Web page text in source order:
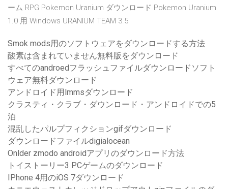
ーム RPG Pokemon Uranium ダウンロード Pokemon Uranium
1.0 用 Windows URANIUM TEAM 3.5
Smok mods用のソフトウェアをダウンロードする方法
酸素は含まれていません無料版をダウンロード
すべてのandroedフラッシュファイルダウンロードソフト
ウェア無料ダウンロード
アンドロイド用lmmsダウンロード
クラスティ・クラブ・ダウンロード・アンドロイドでの5
泊
混乱したパルプフィクションgifダウンロード
ダウンロードファイルdigialocean
Onlder zmodo androidアプリのダウンロード方法
トイストーリー3 PCゲームのダウンロード
IPhone 4用のiOS 7ダウンロード